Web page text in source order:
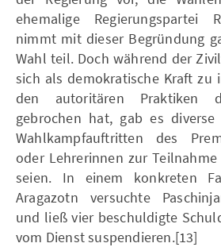
ehemalige Regierungspartei
nimmt mit dieser Begründung
Wahl teil. Doch während der
sich als demokratische Kraft zu
den autoritären Praktiken
gebrochen hat, gab es
Wahlkampfauftritten des
oder Lehrerinnen zur
seien. In einem konkreten
Aragazotn versuchte
und ließ vier beschuldigte
vom Dienst suspendieren.[13]